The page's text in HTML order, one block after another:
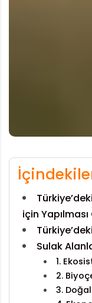
için
Sulak
1.
2.
3.